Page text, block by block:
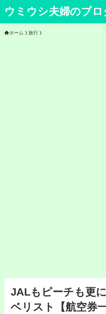
ウミウシ夫婦のブロ
ホーム 旅行
JALもピーチも更
ベリスト【航空券